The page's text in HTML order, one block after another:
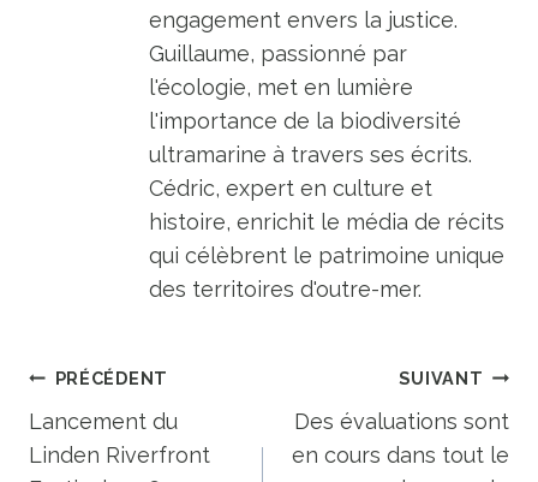
engagement envers la justice.
Guillaume, passionné par
l'écologie, met en lumière
l'importance de la biodiversité
ultramarine à travers ses écrits.
Cédric, expert en culture et
histoire, enrichit le média de récits
qui célèbrent le patrimoine unique
des territoires d'outre-mer.
Navigation
de
PRÉCÉDENT
Lancement du
Linden Riverfront
SUIVANT
Des évaluations sont
en cours dans tout le